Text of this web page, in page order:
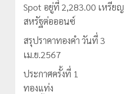
Spot อยู่ที่ 2,283.00 เหรียญ
สหรัฐต่อออนซ์
สรุปราคาทองคำ วันที่ 3
เม.ย.2567
ประกาศครั้งที่ 1
ทองแท่ง